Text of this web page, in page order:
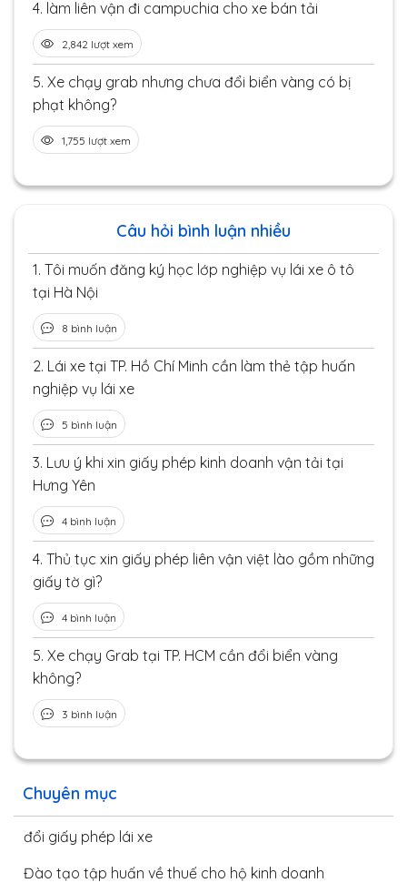
Chuyên mục
đổi giấy phép lái xe
Đào tạo tập huấn về thuế cho hộ kinh doanh
4. làm liên vận đi campuchia cho xe bán tải
2,842 lượt xem
5. Xe chạy grab nhưng chưa đổi biển vàng có bị
phạt không?
1,755 lượt xem
Câu hỏi bình luận nhiều
1. Tôi muốn đăng ký học lớp nghiệp vụ lái xe ô tô
tại Hà Nội
8 bình luận
2. Lái xe tại TP. Hồ Chí Minh cần làm thẻ tập huấn
nghiệp vụ lái xe
5 bình luận
3. Lưu ý khi xin giấy phép kinh doanh vận tải tại
Hưng Yên
4 bình luận
4. Thủ tục xin giấy phép liên vận việt lào gồm những
giấy tờ gì?
4 bình luận
5. Xe chạy Grab tại TP. HCM cần đổi biển vàng
không?
3 bình luận